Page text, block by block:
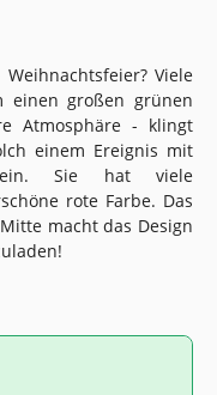
Viele
einen großen grünen
Atmosphäre - klingt
einem Ereignis mit
ein. Sie hat viele
rote Farbe. Das
macht das Design